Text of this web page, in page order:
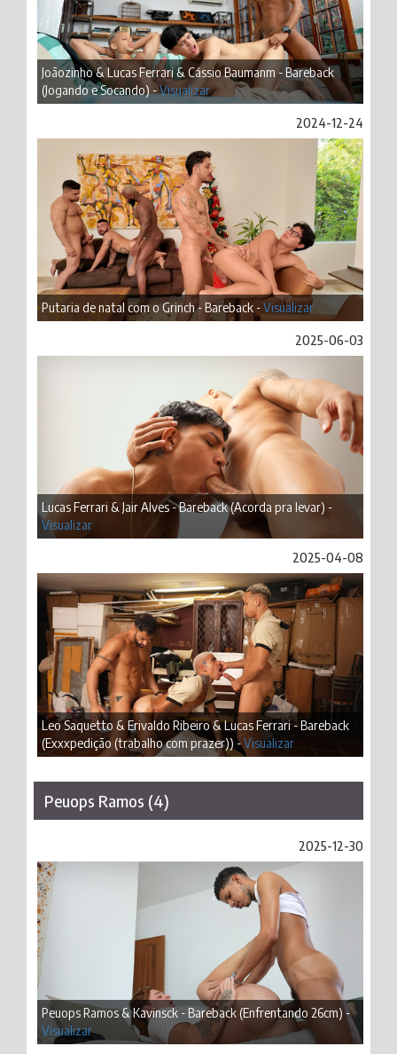
Joãozinho & Lucas Ferrari & Cássio Baumanm - Bareback
(Jogando e Socando) -Visualizar
2024-12-24
Putaria de natal com o Grinch - Bareback -Visualizar
2025-06-03
Lucas Ferrari & Jair Alves - Bareback (Acorda pra levar) -
Visualizar
2025-04-08
Leo Saquetto & Erivaldo Ribeiro & Lucas Ferrari - Bareback
(Exxxpedição (trabalho com prazer)) -Visualizar
Peuops Ramos (4)
2025-12-30
Peuops Ramos & Kavinsck - Bareback (Enfrentando 26cm) -
Visualizar